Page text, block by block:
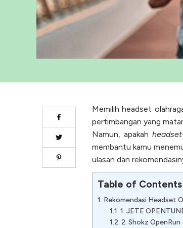
Memilihheadset
pertimbangan yang
Namun, apakah
membantu kamu
ulasan dan
Table of Contents
Rekomendasi Headset
1. JETE
2. Shokz OpenRun